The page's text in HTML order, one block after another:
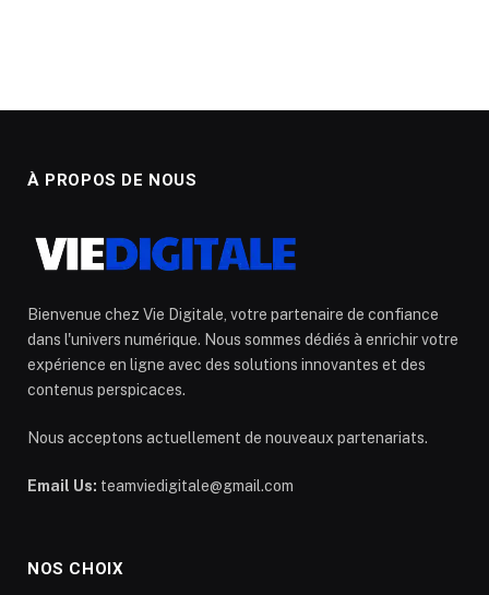
À PROPOS DE NOUS
Bienvenue chez Vie Digitale, votre partenaire de confiance
dans l'univers numérique. Nous sommes dédiés à enrichir votre
expérience en ligne avec des solutions innovantes et des
contenus perspicaces.
Nous acceptons actuellement de nouveaux partenariats.
Email Us: teamviedigitale@gmail.com
NOS CHOIX